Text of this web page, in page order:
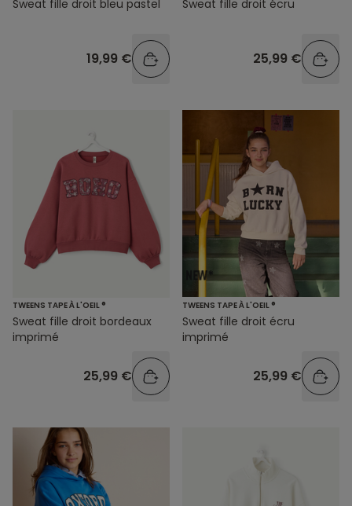
Sweat fille droit bleu pastel
19,99 €
Sweat fille droit écru
25,99 €
TWEENS TAPE À L'OEIL ®
Sweat fille droit bordeaux
imprimé
25,99 €
TWEENS TAPE À L'OEIL ®
Sweat fille droit écru
imprimé
25,99 €